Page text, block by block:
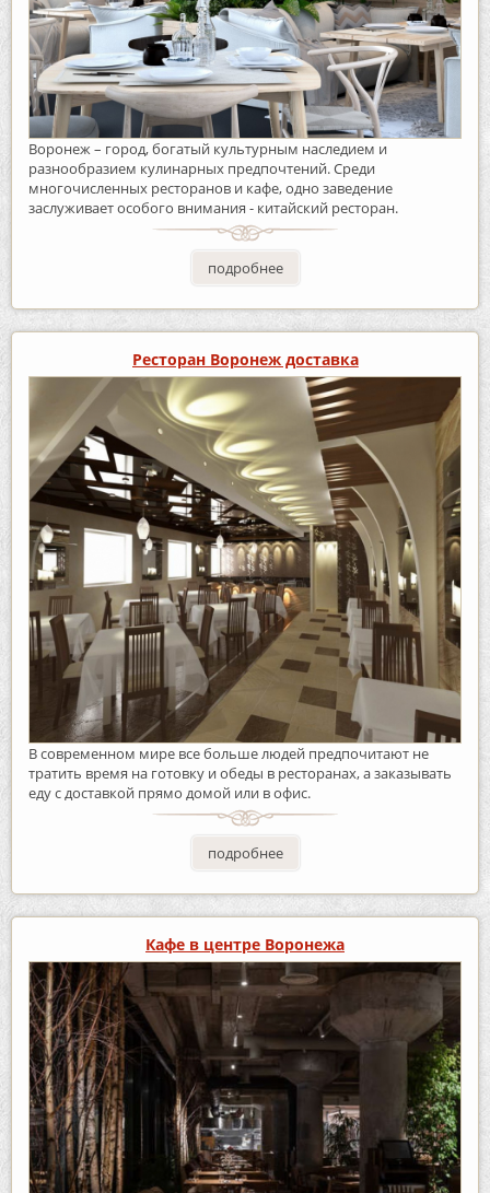
Воронеж – город, богатый культурным наследием и
разнообразием кулинарных предпочтений. Среди
многочисленных ресторанов и кафе, одно заведение
заслуживает особого внимания - китайский ресторан.
подробнее
Ресторан Воронеж доставка
В современном мире все больше людей предпочитают не
тратить время на готовку и обеды в ресторанах, а заказывать
еду с доставкой прямо домой или в офис.
подробнее
Кафе в центре Воронежа